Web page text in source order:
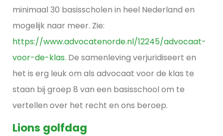
minimaal 30 basisscholen in heel Nederland en
mogelijk naar meer. Zie:
https://www.advocatenorde.nl/12245/advocaat-
voor-de-klas. De samenleving verjuridiseert en
het is erg leuk om als advocaat voor de klas te
staan bij groep 8 van een basisschool om te
vertellen over het recht en ons beroep.
Lions golfdag